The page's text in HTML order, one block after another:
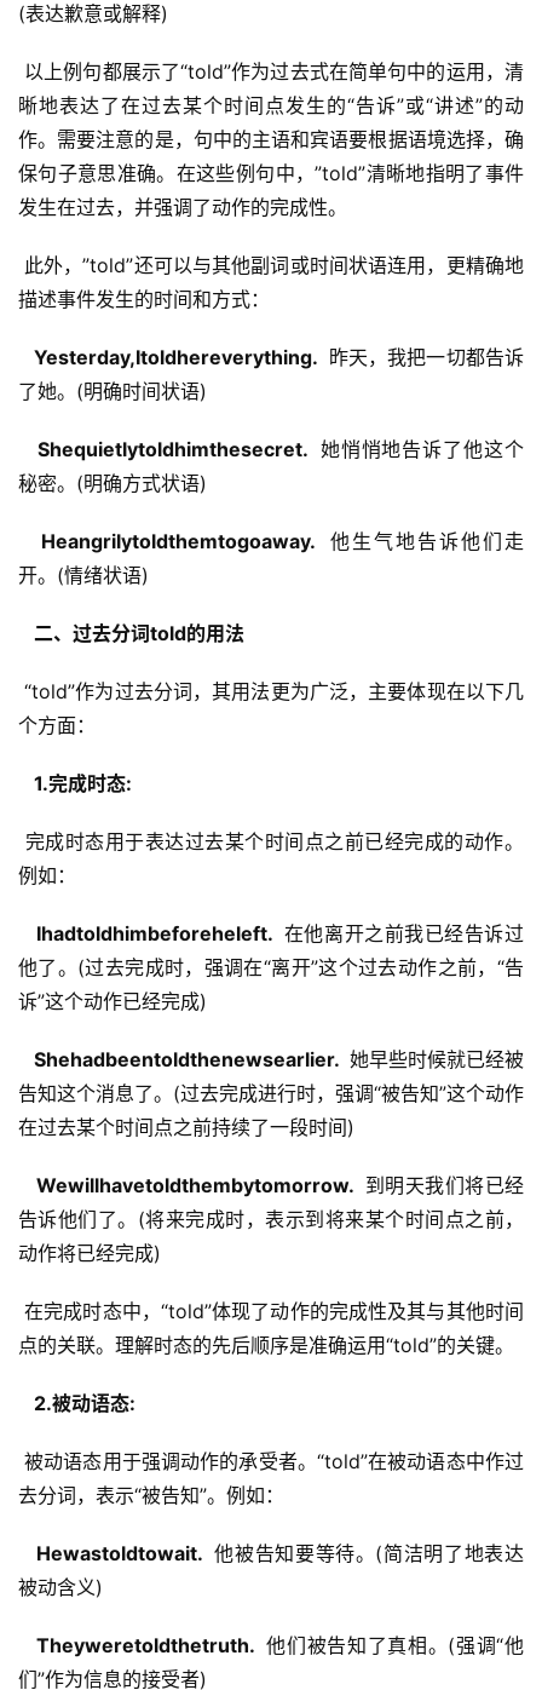
(表达歉意或解释)
晰地表达了在过去某个时间点发生的“告诉”或“讲述”的动
作。需要注意的是，句中的主语和宾语要根据语境选择，确
保句子意思准确。在这些例句中，”told”清晰地指明了事件
发生在过去，并强调了动作的完成性。
描述事件发生的时间和方式：
  Yesterday,Itoldhereverything.
昨天，我把一切都告诉
了她。(明确时间状语)
  Shequietlytoldhimthesecret.
她悄悄地告诉了他这个
秘密。(明确方式状语)
  Heangrilytoldthemtogoaway.
他生气地告诉他们走
开。(情绪状语)
  二、过去分词told的用法
“told”作为过去分词，其用法更为广泛，主要体现在以下几
个方面：
  1.完成时态:
例如：
  Ihadtoldhimbeforeheleft.
在他离开之前我已经告诉过
他了。(过去完成时，强调在“离开”这个过去动作之前，“告
诉”这个动作已经完成)
  Shehadbeentoldthenewsearlier.
她早些时候就已经被
告知这个消息了。(过去完成进行时，强调“被告知”这个动作
在过去某个时间点之前持续了一段时间)
  Wewillhavetoldthembytomorrow.
到明天我们将已经
告诉他们了。(将来完成时，表示到将来某个时间点之前，
动作将已经完成)
在完成时态中，“told”体现了动作的完成性及其与其他时间
点的关联。理解时态的先后顺序是准确运用“told”的关键。
  2.被动语态:
被动语态用于强调动作的承受者。“told”在被动语态中作过
去分词，表示“被告知”。例如：
  Hewastoldtowait.
他被告知要等待。(简洁明了地表达
被动含义)
  Theyweretoldthetruth.
他们被告知了真相。(强调“他
们”作为信息的接受者)